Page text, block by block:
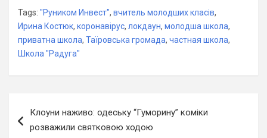
Tags: "Руником Инвест", вчитель молодших класів,
Ирина Костюк, коронавірус, локдаун, молодша школа,
приватна школа, Таїровська громада, частная школа,
Школа "Радуга"
записів
Клоуни наживо: одеську “Гуморину” коміки
розважили святковою ходою